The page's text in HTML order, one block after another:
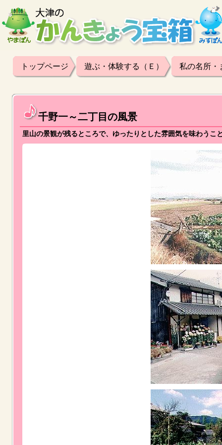
トップページ 遊ぶ・体験する（Ｅ） 私の名所・
千野一～二丁目の風景
里山の景観が残るところで、ゆったりとした雰囲気を味わうこ